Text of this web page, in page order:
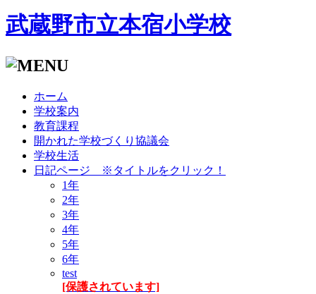
武蔵野市立本宿小学校
ホーム
学校案内
教育課程
開かれた学校づくり協議会
学校生活
日記ページ ※タイトルをクリック！
1年
2年
3年
4年
5年
6年
test
[保護されています]